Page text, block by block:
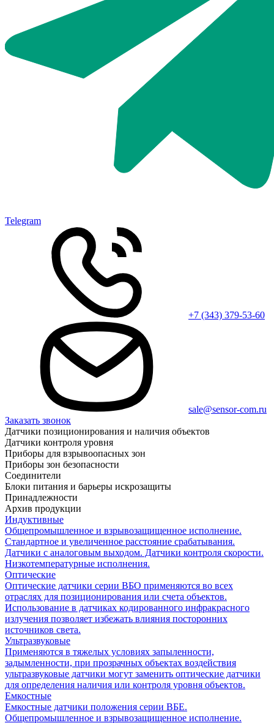
Telegram
+7 (343) 379-53-60
sale@sensor-com.ru
Заказать звонок
Датчики позиционирования и наличия объектов
Датчики контроля уровня
Приборы для взрывоопасных зон
Приборы зон безопасности
Соединители
Блоки питания и барьеры искрозащиты
Принадлежности
Архив продукции
Индуктивные
Общепромышленное и взрывозащищенное исполнение.
Стандартное и увеличенное расстояние срабатывания.
Датчики с аналоговым выходом. Датчики контроля скорости.
Низкотемпературные исполнения.
Оптические
Оптические датчики серии ВБО применяются во всех
отраслях для позиционирования или счета объектов.
Использование в датчиках кодированного инфракрасного
излучения позволяет избежать влияния посторонних
источников света.
Ультразвуковые
Применяются в тяжелых условиях запыленности,
задымленности, при прозрачных объектах воздействия
ультразвуковые датчики могут заменить оптические датчики
для определения наличия или контроля уровня объектов.
Емкостные
Емкостные датчики положения серии ВБЕ.
Общепромышленное и взрывозащищенное исполнение.